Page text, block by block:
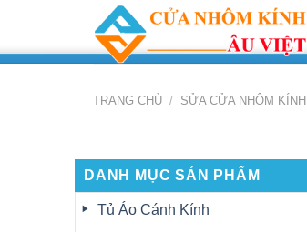
content
TRANG CHỦ / SỬA CỬA NHÔM KÍNH
DANH MỤC SẢN PHẨM
Tủ Áo Cánh Kính